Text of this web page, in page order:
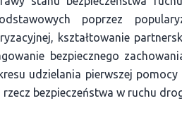
poprzez
kształtowanie
bezpiecznego
udzielania pierwszej pomocy
bezpieczeństwa w ruchu